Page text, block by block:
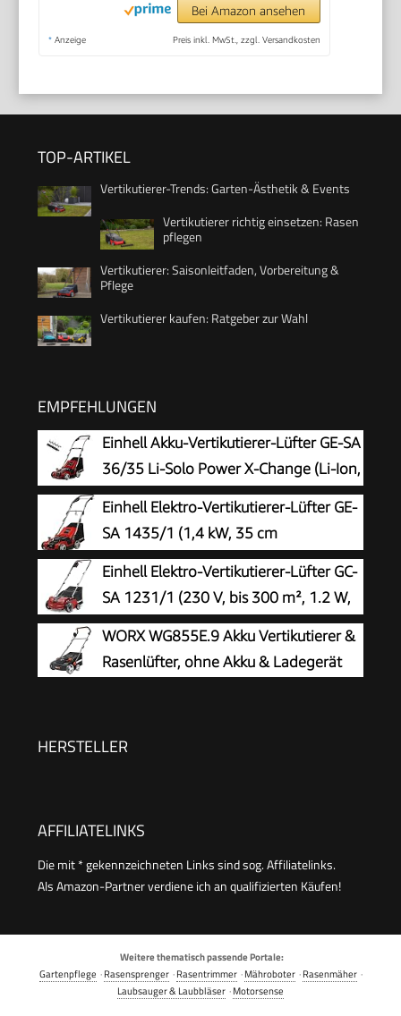
Bei Amazon ansehen
* Anzeige Preis inkl. MwSt., zzgl. Versandkosten
TOP-ARTIKEL
Vertikutierer-Trends: Garten-Ästhetik & Events
Vertikutierer richtig einsetzen: Rasen
pflegen
Vertikutierer: Saisonleitfaden, Vorbereitung &
Pflege
Vertikutierer kaufen: Ratgeber zur Wahl
EMPFEHLUNGEN
Einhell Akku-Vertikutierer-Lüfter GE-SA
36/35 Li-Solo Power X-Change (Li-Ion,
36 V, bürstenloser Motor, 35cm
Messerwalze, 28L Fangsack, einstellbare
Arbeitstiefe, ohne Akku & Ladegerät)
Einhell Elektro-Vertikutierer-Lüfter GE-
SA 1435/1 (1,4 kW, 35 cm
Arbeitsbreite, 4-stufige
Arbeitstiefeneinstellung, 28 L Fangsack)
Einhell Elektro-Vertikutierer-Lüfter GC-
SA 1231/1 (230 V, bis 300 m², 1.2 W,
28l Fangsack, kugelgelagerte
Messerwalze + Lüfterwalze, 3 Stufen
Arbeitstiefe, klappbarer Führungsholm)
WORX WG855E.9 Akku Vertikutierer &
Rasenlüfter, ohne Akku & Ladegerät
HERSTELLER
AFFILIATELINKS
Die mit * gekennzeichneten Links sind sog. Affiliatelinks.
Als Amazon-Partner verdiene ich an qualifizierten Käufen!
Weitere thematisch passende Portale:
Gartenpflege ·Rasensprenger·Rasentrimmer·Mähroboter·Rasenmäher·
Laubsauger & Laubbläser ·Motorsense